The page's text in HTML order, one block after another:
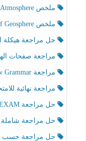
ملخص Effect of Atmosphere حسب الهيكل الوزاري العلوم المتكاملة الصف الخامس انسبير الفصل الثالث
ملخص Effect of Geosphere حسب الهيكل الوزاري العلوم المتكاملة الصف الخامس انسبير الفصل الثالث
حل مراجعة هيكلة امتحان
مراجعة صفحات الهيكل
مراجعة Review Grammar حسب الهيكل اللغة الإنجليزية الصف الخامس الفصل الثالث
مراجعة نهائية للامتحان
حل مراجعة FINAL EXAMاللغة الإنجليزية الصف الخامس الفصل الثالث
حل مراجعة شاملة
حل مراجعة حسب الهيكل